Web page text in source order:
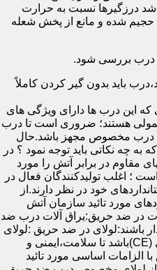
درزگیرها نسبت به حرارت
حجیم شده و مانع از پخش شعله
باید بدون گیر کردن کاملاً
این درب ها دارای ویژگی های
هستند؛ ضروری است تا درب
درب مخصوص مجهز باشد.حال
به چه نکاتی باید توجه نمود ؟ در
مقاوم در برابر آتش را مورد
؛ اغلب تولیدکنندگان فعال در
خود در نظر دارند.از
مورد تائید سازمان آتش
در ضد حریق:یراق آلات درب ضد
باشند:لولای در ضد حریق :لولای
این درب ها باید دارای نشان سی ای (CE)باشد تا سلامت،ایمنی و
اساسی مورد تائید